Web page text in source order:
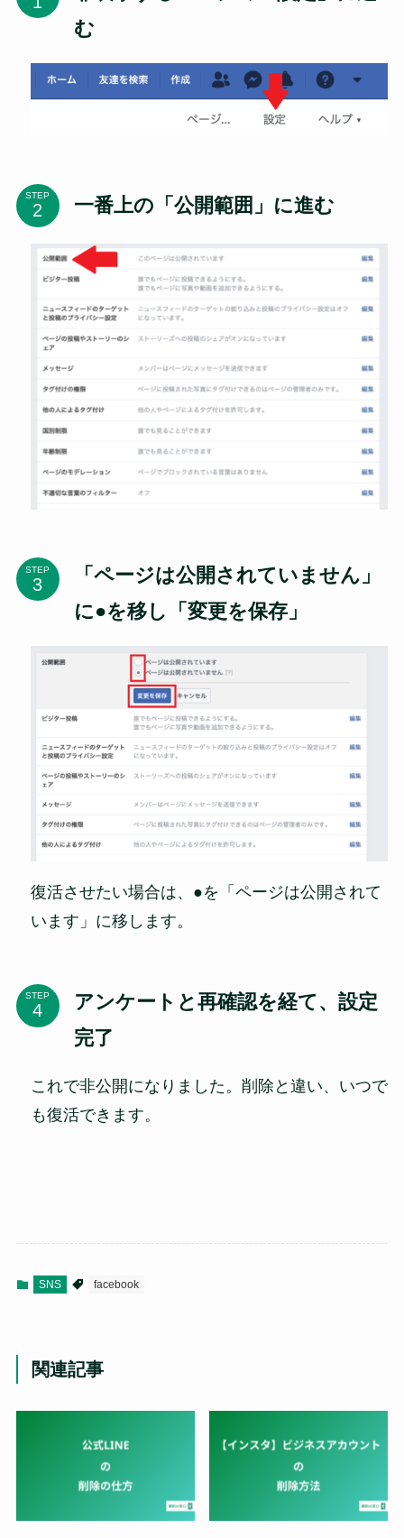
む
STEP 一番上の「公開範囲」に進む
STEP
「ページは公開されていません」
に●を移し「変更を保存」
復活させたい場合は、●を「ページは公開されて
います」に移します。
STEP
アンケートと再確認を経て、設定
完了
これで非公開になりました。削除と違い、いつで
も復活できます。
SNS facebook
関連記事